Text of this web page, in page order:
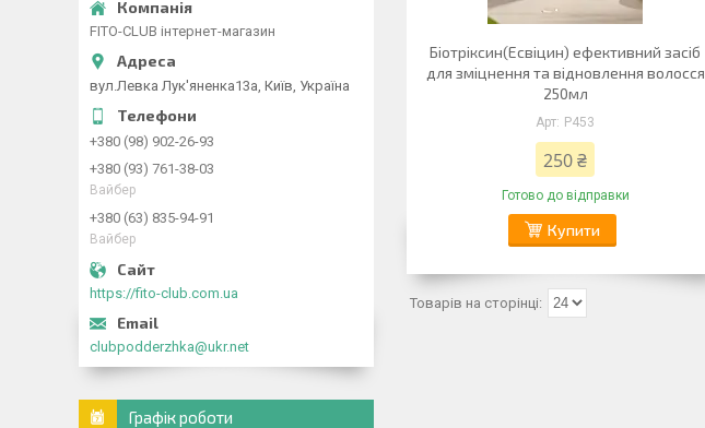
Біотріксин(Есвіцин) ефективний засіб
для зміцнення та відновлення волосся
250мл
Р453
250 ₴
Готово до відправки
Купити
FITO-CLUB інтернет-магазин
вул.Левка Лук'яненка13а, Київ, Україна
+380 (98) 902-26-93
+380 (93) 761-38-03
Вайбер
+380 (63) 835-94-91
Вайбер
https://fito-club.com.ua
clubpodderzhka@ukr.net
Графік роботи